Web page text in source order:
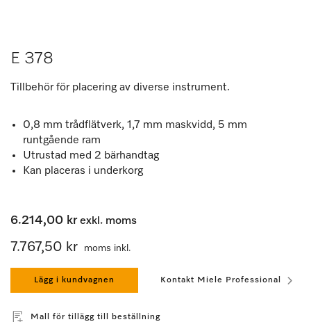
E 378
Tillbehör för placering av diverse instrument.
0,8 mm trådflätverk, 1,7 mm maskvidd, 5 mm
runtgående ram
Utrustad med 2 bärhandtag
Kan placeras i underkorg
6.214,00 krexkl. moms
7.767,50 kr moms inkl.
Lägg i kundvagnen Kontakt Miele Professional
Mall för tillägg till beställning